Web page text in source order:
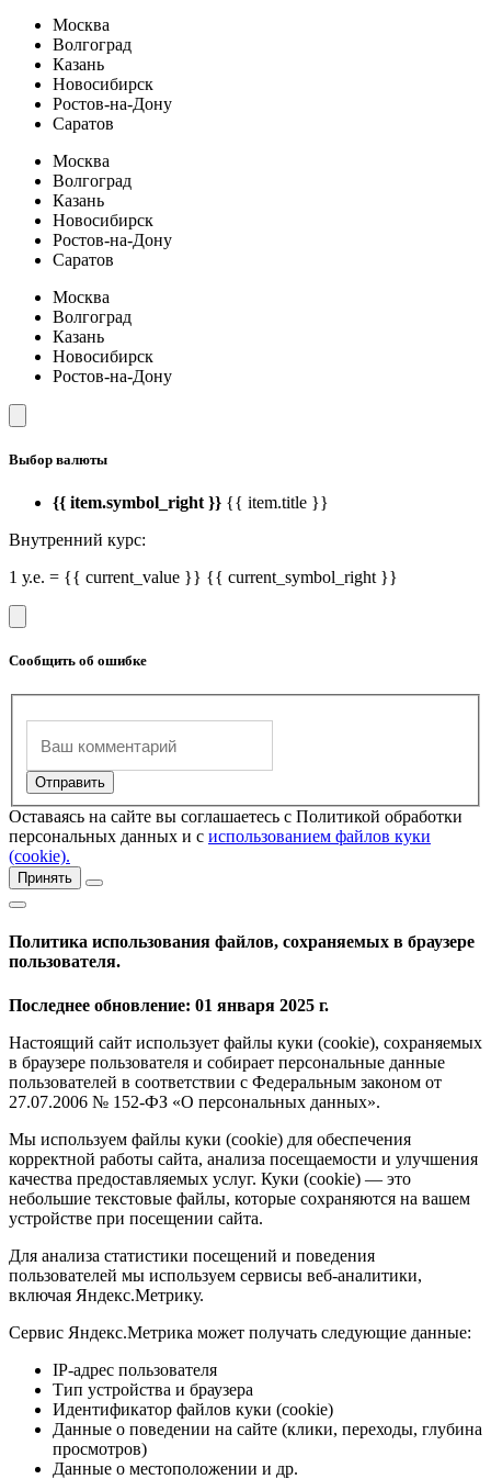
Москва
Волгоград
Казань
Новосибирск
Ростов-на-Дону
Саратов
Москва
Волгоград
Казань
Новосибирск
Ростов-на-Дону
Саратов
Москва
Волгоград
Казань
Новосибирск
Ростов-на-Дону
Выбор валюты
{{ item.symbol_right }} {{ item.title }}
Внутренний курс:
1 у.е. = {{ current_value }} {{ current_symbol_right }}
Сообщить об ошибке
Оставаясь на сайте вы соглашаетесь с Политикой обработки
персональных данных и с использованием файлов куки
(cookie).
Принять
Политика использования файлов, сохраняемых в браузере
пользователя.
Последнее обновление: 01 января 2025 г.
Настоящий сайт использует файлы куки (cookie), сохраняемых
в браузере пользователя и собирает персональные данные
пользователей в соответствии с Федеральным законом от
27.07.2006 № 152-ФЗ «О персональных данных».
Мы используем файлы куки (cookie) для обеспечения
корректной работы сайта, анализа посещаемости и улучшения
качества предоставляемых услуг. Куки (cookie) — это
небольшие текстовые файлы, которые сохраняются на вашем
устройстве при посещении сайта.
Для анализа статистики посещений и поведения
пользователей мы используем сервисы веб-аналитики,
включая Яндекс.Метрику.
Сервис Яндекс.Метрика может получать следующие данные:
IP-адрес пользователя
Тип устройства и браузера
Идентификатор файлов куки (cookie)
Данные о поведении на сайте (клики, переходы, глубина
просмотров)
Данные о местоположении и др.